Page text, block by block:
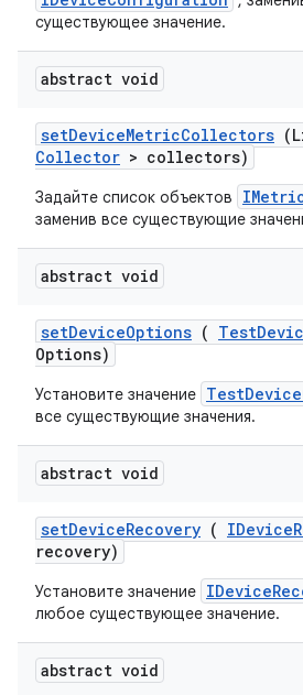
существующее значение.
abstract void
setDeviceMetricCollectors
Collector > collectors)
Задайте список объектов
заменив все существующие
abstract void
setDeviceOptions ( Test
Options)
Установите значение
все существующие значения.
abstract void
setDeviceRecovery ( IDevice
recovery)
Установите значение
любое существующее значение.
abstract void